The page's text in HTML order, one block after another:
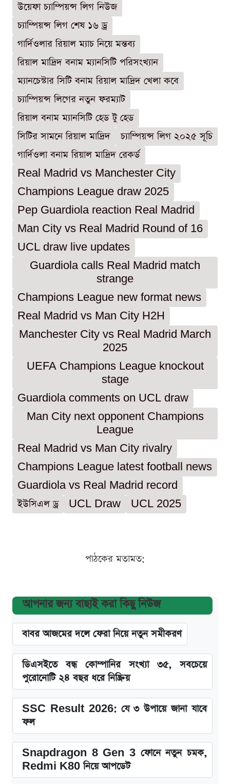
উয়েফা চ্যাম্পিয়ন্স লিগ নিউজ
চ্যাম্পিয়ন্স লিগ শেষ ১৬ ড্র
গার্দিওলার রিয়াল ম্যাচ নিয়ে মন্তব্য
রিয়াল মাদ্রিদ বনাম ম্যানসিটি পরিসংখ্যান
ম্যানচেস্টার সিটি বনাম রিয়াল মাদ্রিদ খেলা কবে
চ্যাম্পিয়ন্স লিগের নতুন ফরম্যাট
রিয়াল বনাম ম্যানসিটি হেড টু হেড
সিটির সামনে রিয়াল মাদ্রিদ
চ্যাম্পিয়ন্স লিগ ২০২৫ সূচি
গার্দিওলা বনাম রিয়াল মাদ্রিদ রেকর্ড
Real Madrid vs Manchester City
Champions League draw 2025
Pep Guardiola reaction Real Madrid
Man City vs Real Madrid Round of 16
UCL draw live updates
Guardiola calls Real Madrid match
strange
Champions League new format news
Real Madrid vs Man City H2H
Manchester City vs Real Madrid March
2025
UEFA Champions League knockout
stage
Guardiola comments on UCL draw
Man City next opponent Champions
League
Real Madrid vs Man City rivalry
Champions League latest football news
Guardiola vs Real Madrid record
ইউসিএল ড্র
UCL Draw UCL 2025
পাঠকের মতামত:
আপনার জন্য বাছাই করা কিছু নিউজ
বাবর আজমের দলে ফেরা নিয়ে নতুন সমীকরণ
ডিএসইতে বন্ধ কোম্পানির সংখ্যা ৩৫, সবচেয়ে
পুরোনোটি ২৪ বছর ধরে নিষ্ক্রিয়
SSC Result 2026: যে ৩ উপায়ে জানা যাবে
ফল
Snapdragon 8 Gen 3 ফোনে নতুন চমক,
Redmi K80 নিয়ে আপডেট